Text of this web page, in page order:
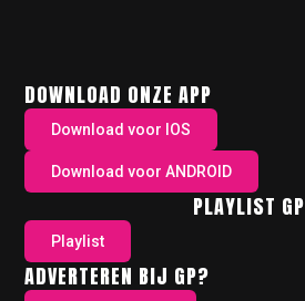
DOWNLOAD ONZE APP
Download voor IOS
Download voor ANDROID
PLAYLIST GP
Playlist
ADVERTEREN BIJ GP?